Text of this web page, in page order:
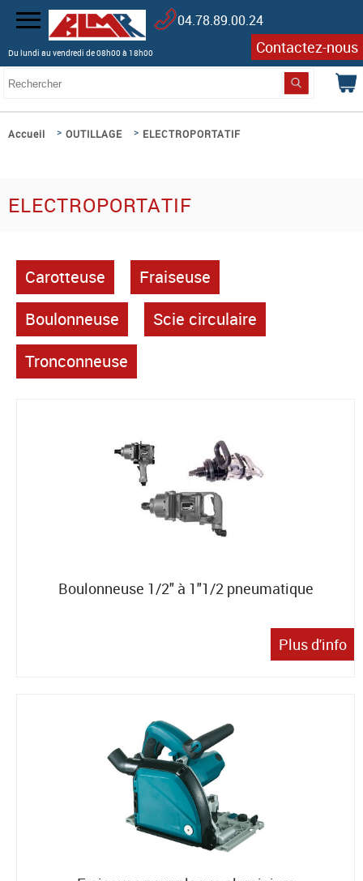
04.78.89.00.24
Du lundi au vendredi de 08h00 à 18h00 Contactez-nous
Accueil > OUTILLAGE > ELECTROPORTATIF
ELECTROPORTATIF
Carotteuse
Fraiseuse
Boulonneuse
Scie circulaire
Tronconneuse
Boulonneuse 1/2" à 1"1/2 pneumatique
Plus d'info